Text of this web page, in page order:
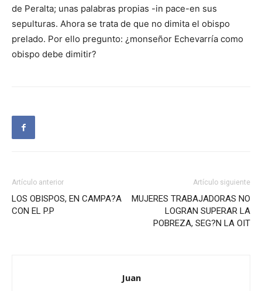
de Peralta; unas palabras propias -in pace-en sus
sepulturas. Ahora se trata de que no dimita el obispo
prelado. Por ello pregunto: ¿monseñor Echevarría como
obispo debe dimitir?
Artículo anterior
LOS OBISPOS, EN CAMPA?A
CON EL P.P
Artículo siguiente
MUJERES TRABAJADORAS NO
LOGRAN SUPERAR LA
POBREZA, SEG?N LA OIT
Juan